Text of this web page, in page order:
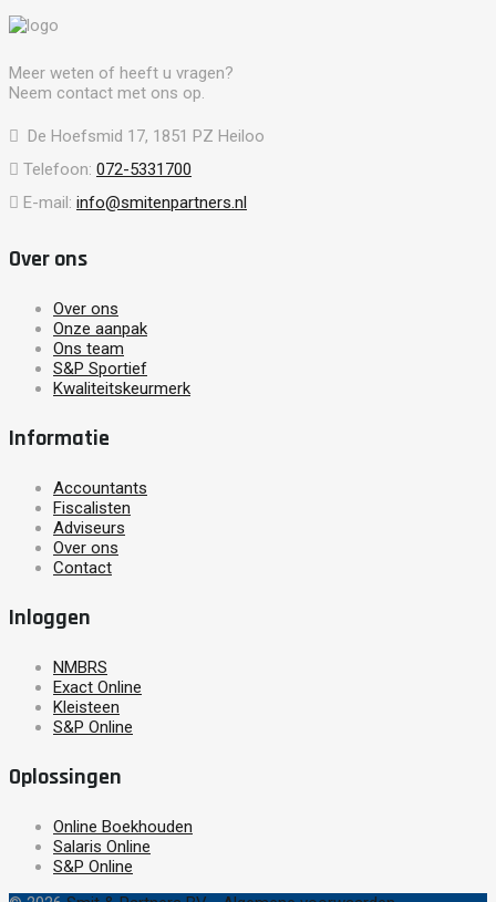
Meer weten of heeft u vragen?
Neem contact met ons op.
De Hoefsmid 17, 1851 PZ Heiloo
Telefoon: 072-5331700
E-mail: info@smitenpartners.nl
Over ons
Over ons
Onze aanpak
Ons team
S&P Sportief
Kwaliteitskeurmerk
Informatie
Accountants
Fiscalisten
Adviseurs
Over ons
Contact
Inloggen
NMBRS
Exact Online
Kleisteen
S&P Online
Oplossingen
Online Boekhouden
Salaris Online
S&P Online